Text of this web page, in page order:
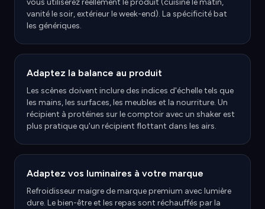
vous utiliserez réellement le produit (cuisine le matin,
vanité le soir, extérieur le week-end). La spécificité bat
les génériques.
Adaptez la balance au produit
Les scènes doivent inclure des indices d'échelle tels que
les mains, les surfaces, les meubles et la nourriture. Un
récipient à protéines sur le comptoir avec un shaker est
plus pratique qu'un récipient flottant dans les airs.
Adaptez vos luminaires à votre marque
Refroidisseur maigre de marque premium avec lumière
dure. Le bien-être et les repas sont réchauffés par la